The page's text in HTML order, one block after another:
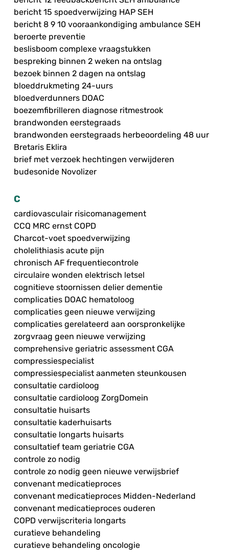
bericht 15 spoedverwijzing HAP SEH
bericht 8 9 10 vooraankondiging ambulance SEH
beroerte preventie
beslisboom complexe vraagstukken
bespreking binnen 2 weken na ontslag
bezoek binnen 2 dagen na ontslag
bloeddrukmeting 24-uurs
bloedverdunners DOAC
boezemfibrilleren diagnose ritmestrook
brandwonden eerstegraads
brandwonden eerstegraads herbeoordeling 48 uur
Bretaris Eklira
brief met verzoek hechtingen verwijderen
budesonide Novolizer
C
cardiovasculair risicomanagement
CCQ MRC ernst COPD
Charcot-voet spoedverwijzing
cholelithiasis acute pijn
chronisch AF frequentiecontrole
circulaire wonden elektrisch letsel
cognitieve stoornissen delier dementie
complicaties DOAC hematoloog
complicaties geen nieuwe verwijzing
complicaties gerelateerd aan oorspronkelijke
zorgvraag geen nieuwe verwijzing
comprehensive geriatric assessment CGA
compressiespecialist
compressiespecialist aanmeten steunkousen
consultatie cardioloog
consultatie cardioloog ZorgDomein
consultatie huisarts
consultatie kaderhuisarts
consultatie longarts huisarts
consultatief team geriatrie CGA
controle zo nodig
controle zo nodig geen nieuwe verwijsbrief
convenant medicatieproces
convenant medicatieproces Midden-Nederland
convenant medicatieproces ouderen
COPD verwijscriteria longarts
curatieve behandeling
curatieve behandeling oncologie